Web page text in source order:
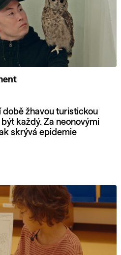
době žhavou turistickou
každý. Za neonovými
skrývá epidemie